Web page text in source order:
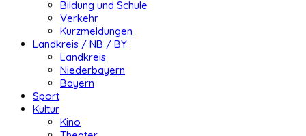
Bildung und Schule
Verkehr
Kurzmeldungen
Landkreis / NB / BY
Landkreis
Niederbayern
Bayern
Sport
Kultur
Kino